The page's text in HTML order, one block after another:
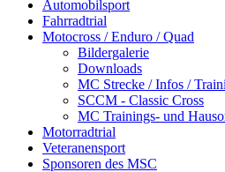
Automobilsport
Fahrradtrial
Motocross / Enduro / Quad
Bildergalerie
Downloads
MC Strecke / Infos /
SCCM - Classic Cross
MC Trainings- und
Motorradtrial
Veteranensport
Sponsoren des MSC